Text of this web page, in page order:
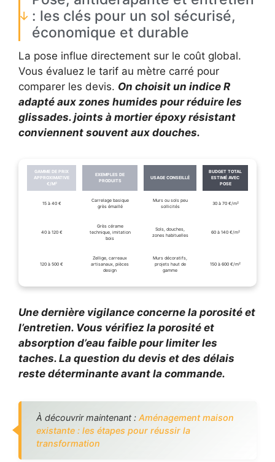
: les clés pour un sol sécurisé,
économique et durable
La pose influe directement sur le coût global.
Vous évaluez le tarif au mètre carré pour
comparer les devis. On choisit un indice R
adapté aux zones humides pour réduire les
glissades. joints à mortier époxy résistant
conviennent souvent aux douches.
GAMME DE PRIX
APPROXIMATIVE
€/M²
EXEMPLES DE
PRODUITS
USAGE CONSEILLÉ
BUDGET TOTAL
ESTIMÉ AVEC
POSE
15 à 40 €
Carrelage basique
grès émaillé
Murs ou sols peu
sollicités
30 à 70 €/m²
40 à 120 €
Grès cérame
technique, imitation
bois
Sols, douches,
zones habituelles
60 à 140 €/m²
120 à 500 €
Zellige, carreaux
artisanaux, pièces
design
Murs décoratifs,
projets haut de
gamme
150 à 600 €/m²
Une dernière vigilance concerne la porosité et
l’entretien. Vous vérifiez la porosité et
absorption d’eau faible pour limiter les
taches. La question du devis et des délais
reste déterminante avant la commande.
À découvrir maintenant : Aménagement maison
existante : les étapes pour réussir la
transformation